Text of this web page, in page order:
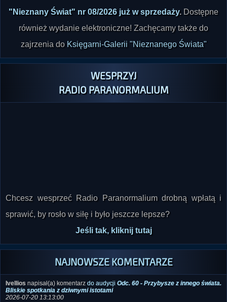
"Nieznany Świat" nr 08/2026 już w sprzedaży. Dostępne
również wydanie elektroniczne! Zachęcamy także do
zajrzenia do Księgarni-Galerii "Nieznanego Świata"
WESPRZYJ
RADIO PARANORMALIUM
Chcesz wesprzeć Radio Paranormalium drobną wpłatą i
sprawić, by rosło w siłę i było jeszcze lepsze?
Jeśli tak, kliknij tutaj
NAJNOWSZE KOMENTARZE
Ivellios napisał(a) komentarz do audycji Odc. 60 - Przybysze z innego świata.
Bliskie spotkania z dziwnymi istotami
2026-07-20 13:13:00